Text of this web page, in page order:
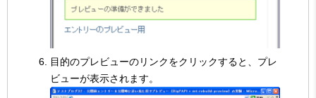
目的のプレビューのリンクをクリックすると、プレ
ビューが表示されます。